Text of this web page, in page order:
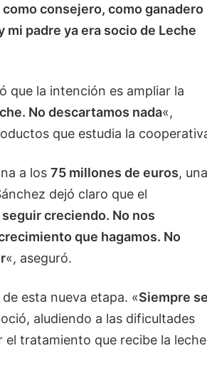
como consejero, como ganadero
padre ya era socio de Leche
que la intención es ampliar la
No descartamos nada«,
que estudia la
a los 75 millones de euros, una
dejó claro que el
creciendo. No nos
que hagamos. No
«, aseguró.
esta nueva etapa. «Siempre
aludiendo a las dificultades
tratamiento que recibe la leche